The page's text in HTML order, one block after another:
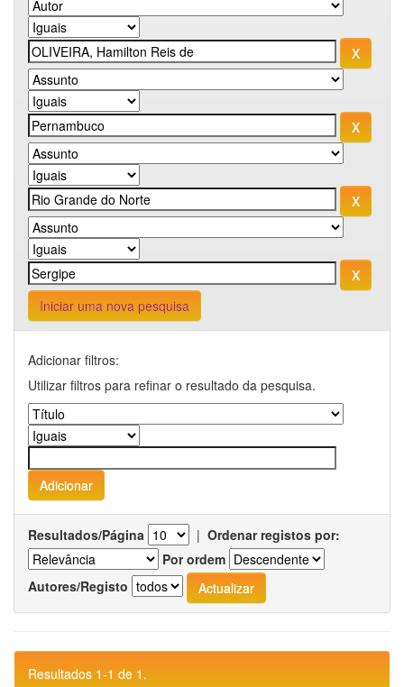
Iniciar uma nova pesquisa
Adicionar filtros:
Utilizar filtros para refinar o resultado da pesquisa.
Resultados/Página | Ordenar registos por:
Por ordem
Autores/Registo
Resultados 1-1 de 1.